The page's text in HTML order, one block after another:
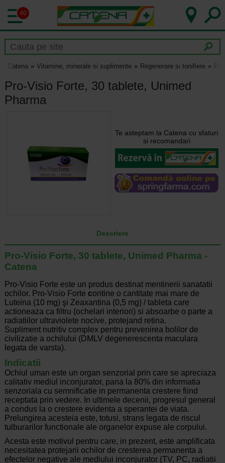
40
Catena Vitamine, minerale si suplimente Regenerare si tonifiere
Pro-Visio Forte, 30 tablete, Unimed
Pharma
Te asteptam la Catena cu sfaturi
si recomandari
Descriere
Pro-Visio Forte, 30 tablete, Unimed Pharma -
Catena
Pro-Visio Forte este un produs destinat mentinerii sanatatii
ochilor. Pro-Visio Forte contine o cantitate mai mare de
Luteina (10 mg) şi Zeaxantina (0,5 mg) / tableta care
actioneaza ca filtru (ochelari interiori) si absoarbe o parte a
radiatiilor ultraviolete nocive, protejand retina.
Supliment nutritiv complex pentru prevenirea bolilor de
civilizatie a ochilului (DMLV degenerescenta maculara
legata de varsta).
Indicatii
Ochiul uman este un organ senzorial prin care se apreciaza
calitativ mediul inconjurator, pana la 80% din informatia
senzoriala cu semnificatie in permanenta crestere fiind
receptata prin vedere. In ultimele decenii, progresul general
a condus la o crestere evidenta a sperantei de viata.
Prelungirea acesteia este, totusi, strans legata de riscul
tulburarilor functionale ale organelor expuse ale corpului.
Acesta este motivul pentru care, in prezent, este amplificata
necesitatea protejarii ochilor de cresterea permanenta a
efectelor negative ale mediului inconjurator (TV, PC, radiatii